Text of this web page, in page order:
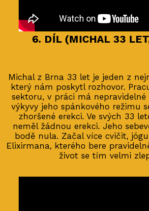
6. DÍL (MICHAL 33
Michal z Brna 33 let je jeden z
který nám poskytl rozhovor.
sektoru, v práci má nepravidelné
výkyvy jeho spánkového režimu
zhoršené erekci. Ve svých 33
neměl žádnou erekci. Jeho
bodě nula. Začal více cvičit,
Elixirmana, kterého bere
život se tím velmi